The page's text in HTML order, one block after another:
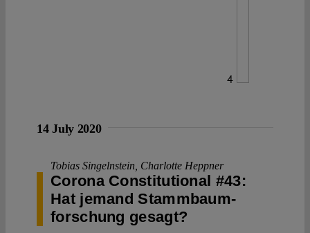
4
14 July 2020
Tobias Singelnstein, Charlotte Heppner
Corona Constitutional #43:
Hat jemand Stammbaum­
forschung gesagt?